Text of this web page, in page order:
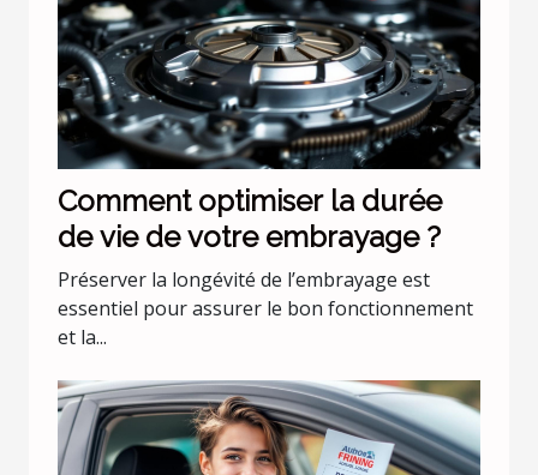
Comment optimiser la durée
de vie de votre embrayage ?
Préserver la longévité de l’embrayage est
essentiel pour assurer le bon fonctionnement
et la...